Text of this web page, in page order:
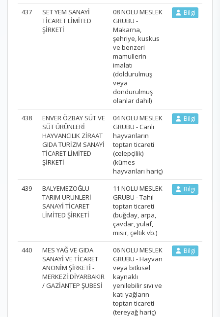
437
SET YEM SANAYİ
TİCARET LİMİTED
ŞİRKETİ
08 NOLU MESLEK
GRUBU -
Makarna,
şehriye, kuskus
ve benzeri
mamullerin
imalatı
(doldurulmuş
veya
dondurulmuş
olanlar dahil)
Bilgi
438
ENVER ÖZBAY SÜT VE
SÜT ÜRÜNLERİ
HAYVANCILIK ZİRAAT
GIDA TURİZM SANAYİ
TİCARET LİMİTED
ŞİRKETİ
04 NOLU MESLEK
GRUBU - Canlı
hayvanların
toptan ticareti
(celepçilik)
(kümes
hayvanları hariç)
Bilgi
439
BALYEMEZOĞLU
TARIM ÜRÜNLERİ
SANAYİ TİCARET
LİMİTED ŞİRKETİ
11 NOLU MESLEK
GRUBU - Tahıl
toptan ticareti
(buğday, arpa,
çavdar, yulaf,
mısır, çeltik vb.)
Bilgi
440
MES YAĞ VE GIDA
SANAYİ VE TİCARET
ANONİM ŞİRKETİ -
MERKEZİ:DİYARBAKIR
/ GAZİANTEP ŞUBESİ
06 NOLU MESLEK
GRUBU - Hayvan
veya bitkisel
kaynaklı
yenilebilir sıvı ve
katı yağların
toptan ticareti
(tereyağ hariç)
Bilgi